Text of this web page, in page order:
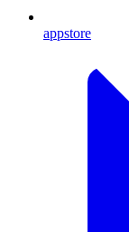
appstore